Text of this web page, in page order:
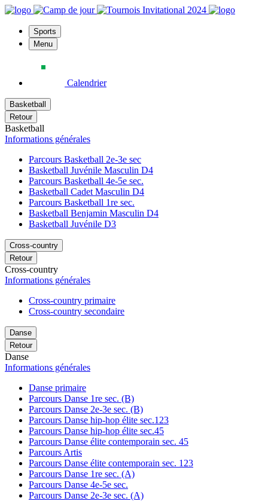
Sports
Menu
Calendrier
Basketball
Retour
Basketball
Informations générales
Parcours Basketball 2e-3e sec
Basketball Juvénile Masculin D4
Parcours Basketball 4e-5e sec.
Basketball Cadet Masculin D4
Parcours Basketball 1re sec.
Basketball Benjamin Masculin D4
Basketball Juvénile D3
Cross-country
Retour
Cross-country
Informations générales
Cross-country primaire
Cross-country secondaire
Danse
Retour
Danse
Informations générales
Danse primaire
Parcours Danse 1re sec. (B)
Parcours Danse 2e-3e sec. (B)
Parcours Danse hip-hop élite sec.123
Parcours Danse hip-hop élite sec.45
Parcours Danse élite contemporain sec. 45
Parcours Artis
Parcours Danse élite contemporain sec. 123
Parcours Danse 1re sec. (A)
Parcours Danse 4e-5e sec.
Parcours Danse 2e-3e sec. (A)